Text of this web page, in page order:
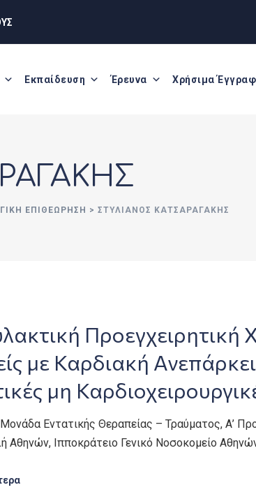
Εκπαίδευση Έρευνα Χρήσιμα
ΕΠΙΘΕΩΡΗΣΗ > ΣΤΥΛΙΑΝΟΣ ΚΑΤΣΑΡΑΓΑΚΗΣ
Προεγχειρητική
με Καρδιακή
μη
Εντατικής Θεραπείας – Τραύματος, Α’
Αθηνών, Ιπποκράτειο Γενικό Νοσοκομείο